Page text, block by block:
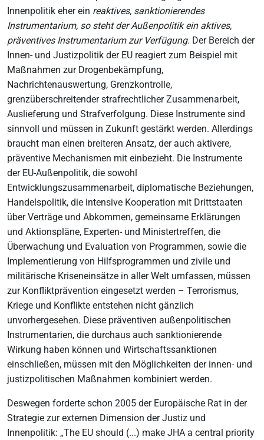
Innenpolitik eher ein reaktives, sanktionierendes
Instrumentarium, so steht der Außenpolitik ein aktives,
präventives Instrumentarium zur Verfügung. Der Bereich der
Innen- und Justizpolitik der EU reagiert zum Beispiel mit
Maßnahmen zur Drogenbekämpfung,
Nachrichtenauswertung, Grenzkontrolle,
grenzüberschreitender strafrechtlicher Zusammenarbeit,
Auslieferung und Strafverfolgung. Diese Instrumente sind
sinnvoll und müssen in Zukunft gestärkt werden. Allerdings
braucht man einen breiteren Ansatz, der auch aktivere,
präventive Mechanismen mit einbezieht. Die Instrumente
der EU-Außenpolitik, die sowohl
Entwicklungszusammenarbeit, diplomatische Beziehungen,
Handelspolitik, die intensive Kooperation mit Drittstaaten
über Verträge und Abkommen, gemeinsame Erklärungen
und Aktionspläne, Experten- und Ministertreffen, die
Überwachung und Evaluation von Programmen, sowie die
Implementierung von Hilfsprogrammen und zivile und
militärische Kriseneinsätze in aller Welt umfassen, müssen
zur Konfliktprävention eingesetzt werden – Terrorismus,
Kriege und Konflikte entstehen nicht gänzlich
unvorhergesehen. Diese präventiven außenpolitischen
Instrumentarien, die durchaus auch sanktionierende
Wirkung haben können und Wirtschaftssanktionen
einschließen, müssen mit den Möglichkeiten der innen- und
justizpolitischen Maßnahmen kombiniert werden.
Deswegen forderte schon 2005 der Europäische Rat in der
Strategie zur externen Dimension der Justiz und
Innenpolitik: „The EU should (...) make JHA a central priority